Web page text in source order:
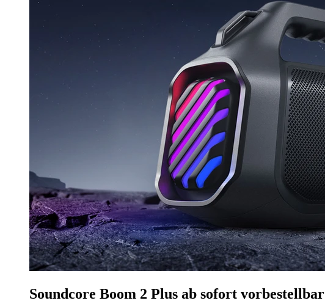
Soundcore Boom 2 Plus ab sofort vorbestellbar